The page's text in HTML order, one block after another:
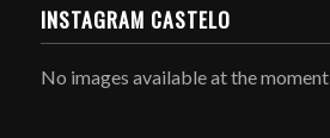
INSTAGRAM CASTELO
No images available at the moment